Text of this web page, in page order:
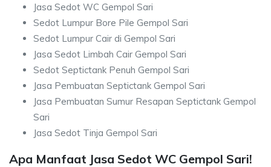
Jasa Sedot WC Gempol Sari
Sedot Lumpur Bore Pile Gempol Sari
Sedot Lumpur Cair di Gempol Sari
Jasa Sedot Limbah Cair Gempol Sari
Sedot Septictank Penuh Gempol Sari
Jasa Pembuatan Septictank Gempol Sari
Jasa Pembuatan Sumur Resapan Septictank Gempol
Sari
Jasa Sedot Tinja Gempol Sari
Apa Manfaat Jasa Sedot WC Gempol Sari!